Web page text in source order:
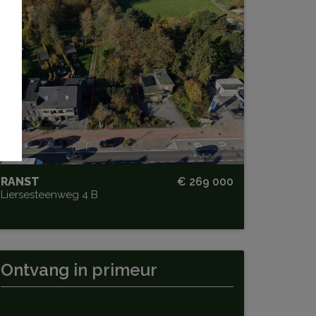
€ 269 000
RANST
Liersesteenweg 4 B
Mooie bouwgrond van 1.126 m²
met west-oriëntatie
Ontvang in primeur